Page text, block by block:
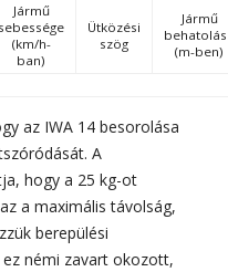
Jármű
sebessége
(km/h-
ban)
Ütközési
szög
Jármű
(m-ben)
az IWA 14 besorolása
A
hogy a 25 kg-ot
a maximális távolság,
berepülési
némi zavart okozott,